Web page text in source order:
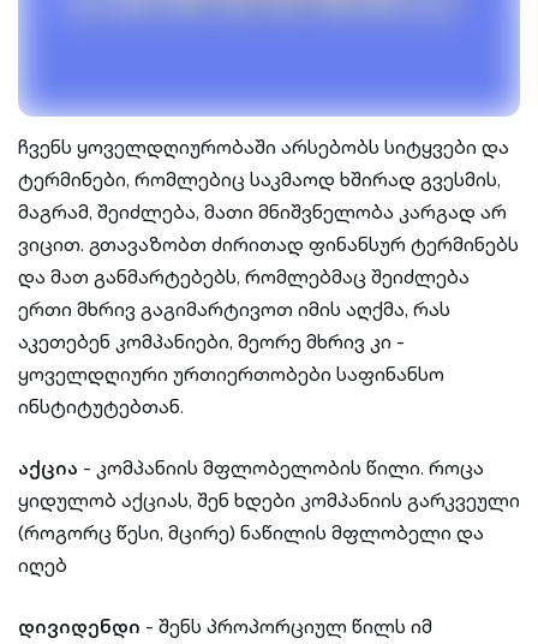
ჩვენს ყოველდღიურობაში არსებობს სიტყვები და
ტერმინები, რომლებიც საკმაოდ ხშირად გვესმის,
მაგრამ, შეიძლება, მათი მნიშვნელობა კარგად არ
ვიცით. გთავაზობთ ძირითად ფინანსურ ტერმინებს
და მათ განმარტებებს, რომლებმაც შეიძლება
ერთი მხრივ გაგიმარტივოთ იმის აღქმა, რას
აკეთებენ კომპანიები, მეორე მხრივ კი -
ყოველდღიური ურთიერთობები საფინანსო
ინსტიტუტებთან.
აქცია - კომპანიის მფლობელობის წილი. როცა
ყიდულობ აქციას, შენ ხდები კომპანიის გარკვეული
(როგორც წესი, მცირე) ნაწილის მფლობელი და
იღებ
დივიდენდი - შენს პროპორციულ წილს იმ